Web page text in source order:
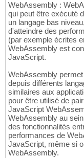
WebAssembly :
qui peut être exécuté
un langage bas
d'atteindre des
(par exemple écrites
WebAssembly est
JavaScript.
WebAssembly
depuis différents
similaires aux
pour être utilisé de
JavaScript
WebAssembly au
des fonctionnalités
performances de
JavaScript, même si
WebAssembly.